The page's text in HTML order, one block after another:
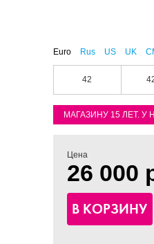
Euro Rus US UK
42
МАГАЗИНУ 15 ЛЕТ. У
Цена
26 000
В КОРЗИНУ